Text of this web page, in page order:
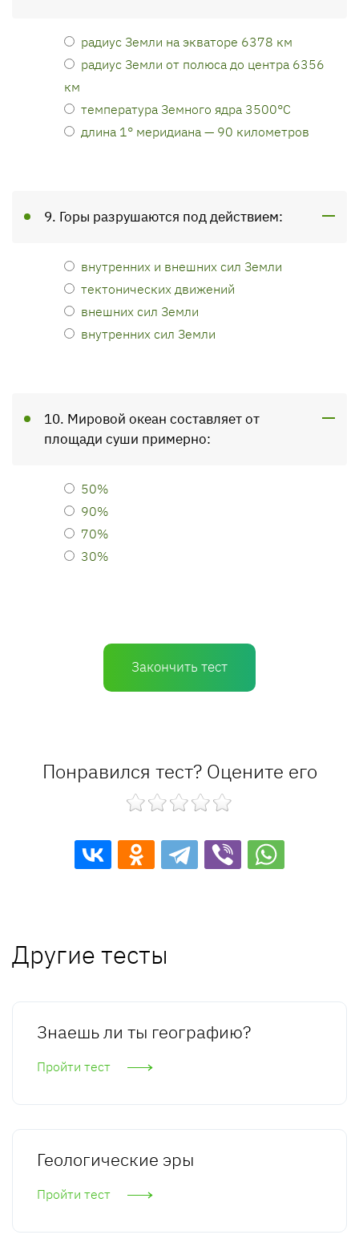
радиус Земли на экваторе 6378 км
радиус Земли от полюса до центра 6356
км
температура Земного ядра 3500°С
длина 1° меридиана — 90 километров
9. Горы разрушаются под действием:
внутренних и внешних сил Земли
тектонических движений
внешних сил Земли
внутренних сил Земли
10. Мировой океан составляет от
площади суши примерно:
50%
90%
70%
30%
Закончить тест
Понравился тест? Оцените его
Другие тесты
Знаешь ли ты географию?
Пройти тест
Геологические эры
Пройти тест